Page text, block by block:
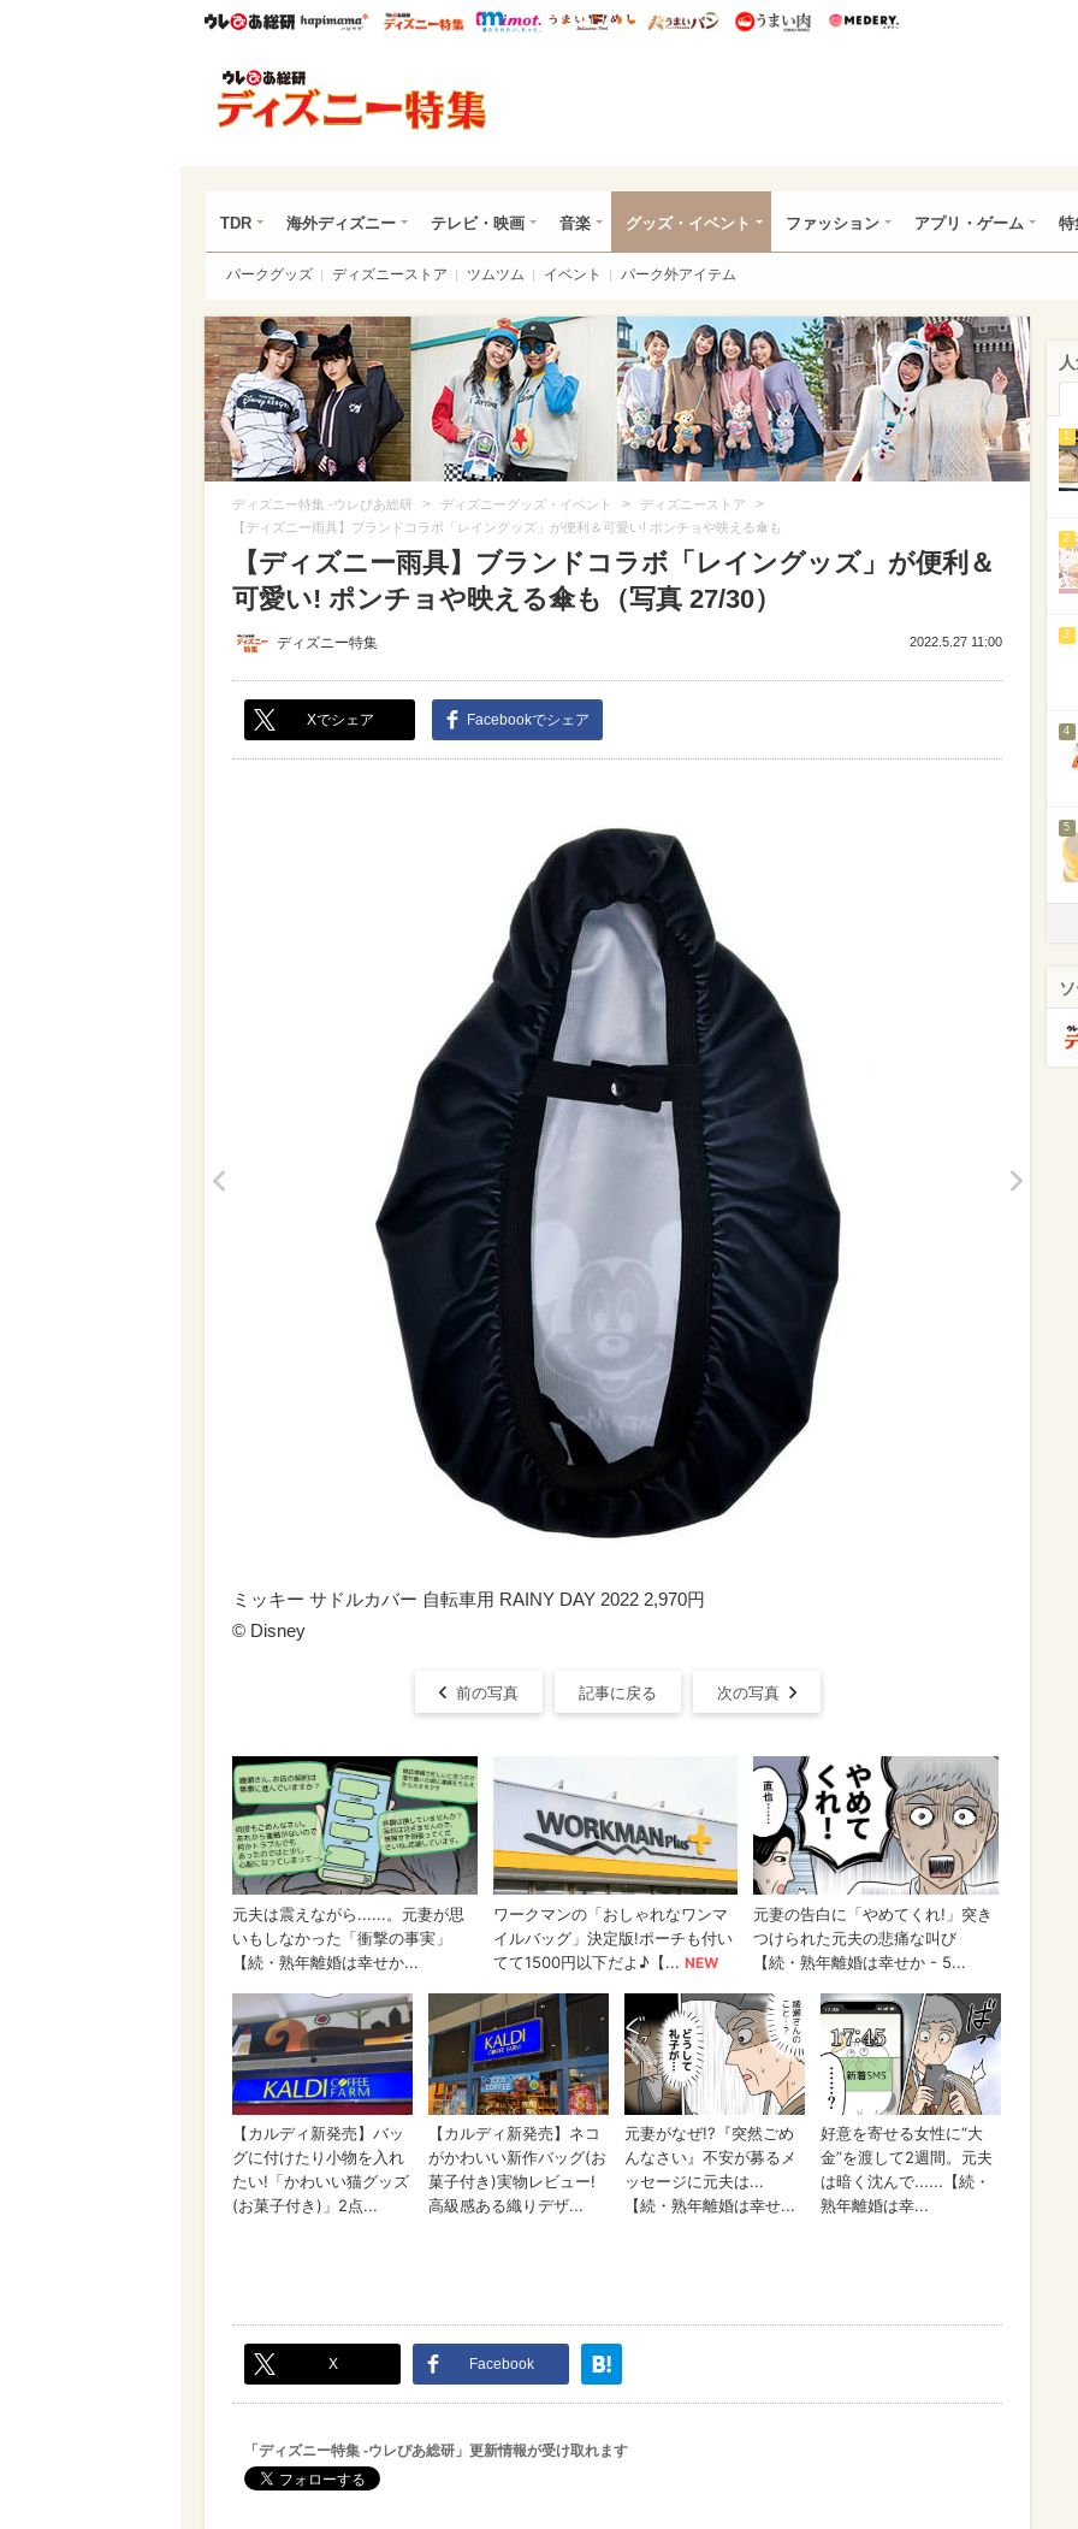
ウレぴあ総研ハピママ* ウレぴあ総研 ディズニー特集
mimot. うまいめし うまいパン うまい肉
TDR 海外ディズニー テレビ・映画 音楽 グッズ・イベント ファッション アプリ・ゲーム 特
パークグッズ ディズニーストア ツムツム イベント パーク外アイテム
ディズニー特集 -ウレぴあ総研 > ディズニーグッズ・イベント > ディズニーストア >
【ディズニー雨具】ブランドコラボ「レイングッズ」が便利＆可愛い! ポンチョや映える傘も
【ディズニー雨具】ブランドコラボ「レイングッズ」が便利＆
可愛い! ポンチョや映える傘も（写真 27/30）
ディズニー特集 2022.5.27 11:00
Xでシェア Facebookでシェア
ミッキー サドルカバー 自転車用 RAINY DAY 2022 2,970円
© ︎Disney
前の写真 記事に戻る 次の写真
X Facebook
「ディズニー特集 -ウレぴあ総研」更新情報が受け取れます
1
2
3
4
5